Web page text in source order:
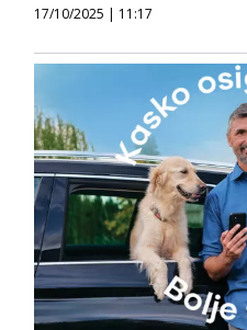
17/10/2025 | 11:17